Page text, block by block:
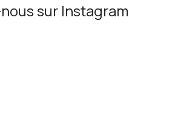
sur Instagram